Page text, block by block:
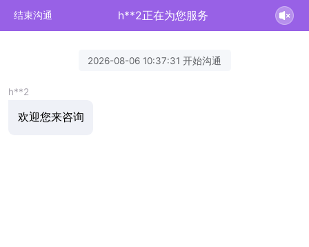
结束沟通 h**2正在为您服务
2026-08-06 10:37:31 开始沟通
h**2
欢迎您来咨询